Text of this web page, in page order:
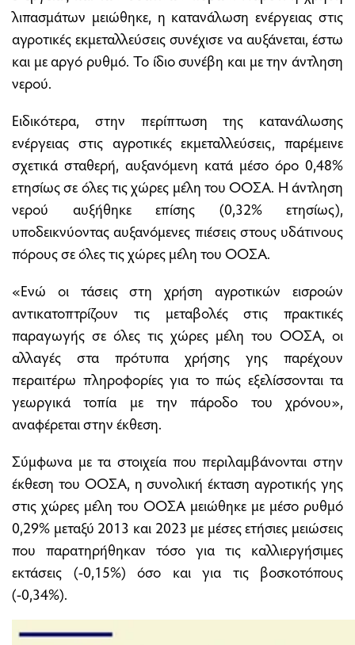
λιπασμάτων μειώθηκε, η κατανάλωση ενέργειας στις
αγροτικές εκμεταλλεύσεις συνέχισε να αυξάνεται, έστω
και με αργό ρυθμό. Το ίδιο συνέβη και με την άντληση
νερού.
Ειδικότερα, στην περίπτωση της κατανάλωσης
ενέργειας στις αγροτικές εκμεταλλεύσεις, παρέμεινε
σχετικά σταθερή, αυξανόμενη κατά μέσο όρο 0,48%
ετησίως σε όλες τις χώρες μέλη του ΟΟΣΑ. Η άντληση
νερού αυξήθηκε επίσης (0,32% ετησίως),
υποδεικνύοντας αυξανόμενες πιέσεις στους υδάτινους
πόρους σε όλες τις χώρες μέλη του ΟΟΣΑ.
«Ενώ οι τάσεις στη χρήση αγροτικών εισροών
αντικατοπτρίζουν τις μεταβολές στις πρακτικές
παραγωγής σε όλες τις χώρες μέλη του ΟΟΣΑ, οι
αλλαγές στα πρότυπα χρήσης γης παρέχουν
περαιτέρω πληροφορίες για το πώς εξελίσσονται τα
γεωργικά τοπία με την πάροδο του χρόνου»,
αναφέρεται στην έκθεση.
Σύμφωνα με τα στοιχεία που περιλαμβάνονται στην
έκθεση του ΟΟΣΑ, η συνολική έκταση αγροτικής γης
στις χώρες μέλη του ΟΟΣΑ μειώθηκε με μέσο ρυθμό
0,29% μεταξύ 2013 και 2023 με μέσες ετήσιες μειώσεις
που παρατηρήθηκαν τόσο για τις καλλιεργήσιμες
εκτάσεις (-0,15%) όσο και για τις βοσκοτόπους
(-0,34%).